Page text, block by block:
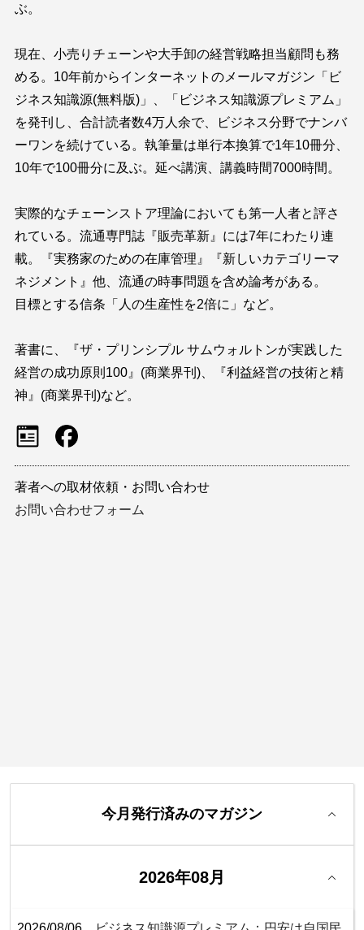
ぶ。
現在、小売りチェーンや大手卸の経営戦略担当顧問も務
める。10年前からインターネットのメールマガジン「ビ
ジネス知識源(無料版)」、「ビジネス知識源プレミアム」
を発刊し、合計読者数4万人余で、ビジネス分野でナンバ
ーワンを続けている。執筆量は単行本換算で1年10冊分、
10年で100冊分に及ぶ。延べ講演、講義時間7000時間。
実際的なチェーンストア理論においても第一人者と評さ
れている。流通専門誌『販売革新』には7年にわたり連
載。『実務家のための在庫管理』『新しいカテゴリーマ
ネジメント』他、流通の時事問題を含め論考がある。
目標とする信条「人の生産性を2倍に」など。
著書に、『ザ・プリンシプル サムウォルトンが実践した
経営の成功原則100』(商業界刊)、『利益経営の技術と精
神』(商業界刊)など。
著者への取材依頼・お問い合わせ
お問い合わせフォーム
今月発行済みのマガジン
2026年08月